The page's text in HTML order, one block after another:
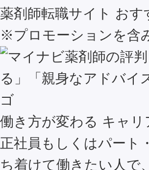
薬剤師転職サイト おす
※プロモーションを含
働き方が変わる キャリ
正社員もしくはパート
ち着けて働きたい人で